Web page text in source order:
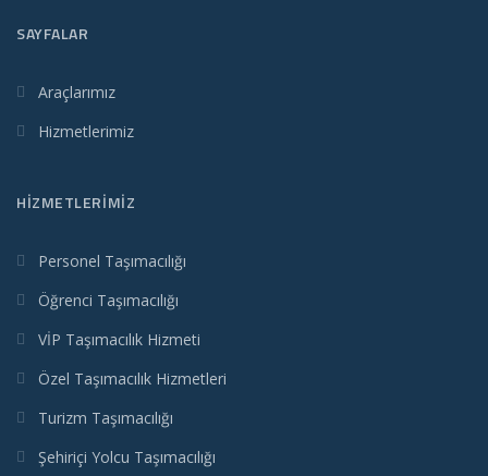
SAYFALAR
Araçlarımız
Hizmetlerimiz
HIZMETLERIMIZ
Personel Taşımacılığı
Öğrenci Taşımacılığı
VİP Taşımacılık Hizmeti
Özel Taşımacılık Hizmetleri
Turizm Taşımacılığı
Şehiriçi Yolcu Taşımacılığı